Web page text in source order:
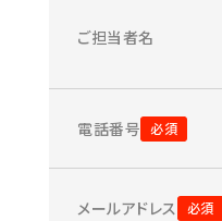
ご担当者名
電話番号
メールアドレス